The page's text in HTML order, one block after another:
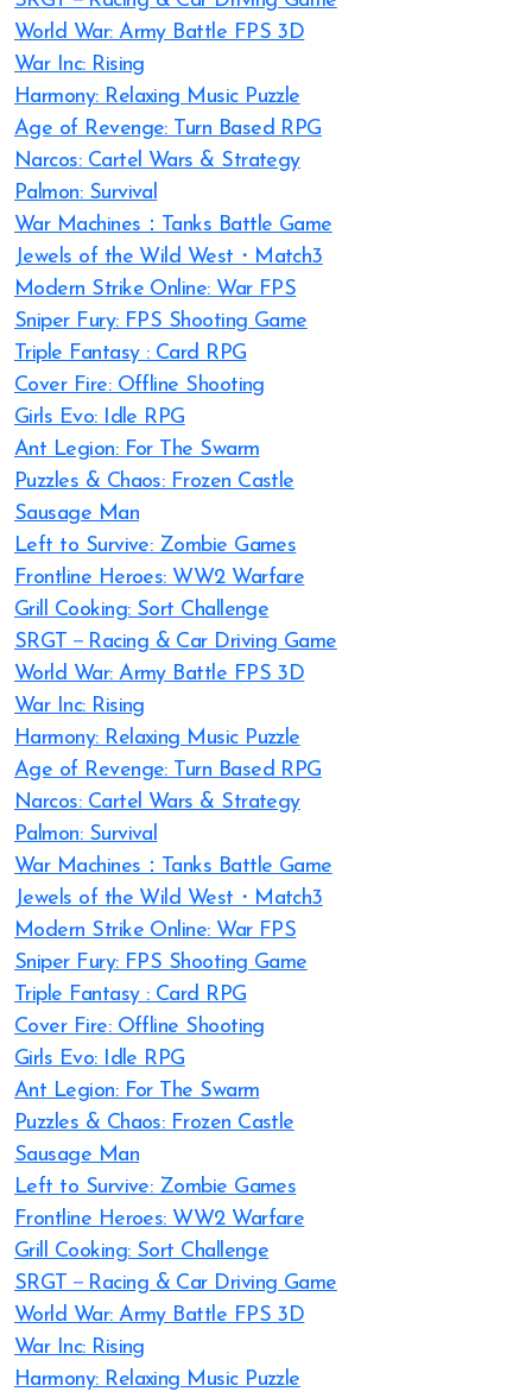
World War: Army Battle FPS 3D
War Inc: Rising
Harmony: Relaxing Music Puzzle
Age of Revenge: Turn Based RPG
Narcos: Cartel Wars & Strategy
Palmon: Survival
War Machines：Tanks Battle Game
Jewels of the Wild West・Match3
Modern Strike Online: War FPS
Sniper Fury: FPS Shooting Game
Triple Fantasy : Card RPG
Cover Fire: Offline Shooting
Girls Evo: Idle RPG
Ant Legion: For The Swarm
Puzzles & Chaos: Frozen Castle
Sausage Man
Left to Survive: Zombie Games
Frontline Heroes: WW2 Warfare
Grill Cooking: Sort Challenge
SRGT－Racing & Car Driving Game
World War: Army Battle FPS 3D
War Inc: Rising
Harmony: Relaxing Music Puzzle
Age of Revenge: Turn Based RPG
Narcos: Cartel Wars & Strategy
Palmon: Survival
War Machines：Tanks Battle Game
Jewels of the Wild West・Match3
Modern Strike Online: War FPS
Sniper Fury: FPS Shooting Game
Triple Fantasy : Card RPG
Cover Fire: Offline Shooting
Girls Evo: Idle RPG
Ant Legion: For The Swarm
Puzzles & Chaos: Frozen Castle
Sausage Man
Left to Survive: Zombie Games
Frontline Heroes: WW2 Warfare
Grill Cooking: Sort Challenge
SRGT－Racing & Car Driving Game
World War: Army Battle FPS 3D
War Inc: Rising
Harmony: Relaxing Music Puzzle